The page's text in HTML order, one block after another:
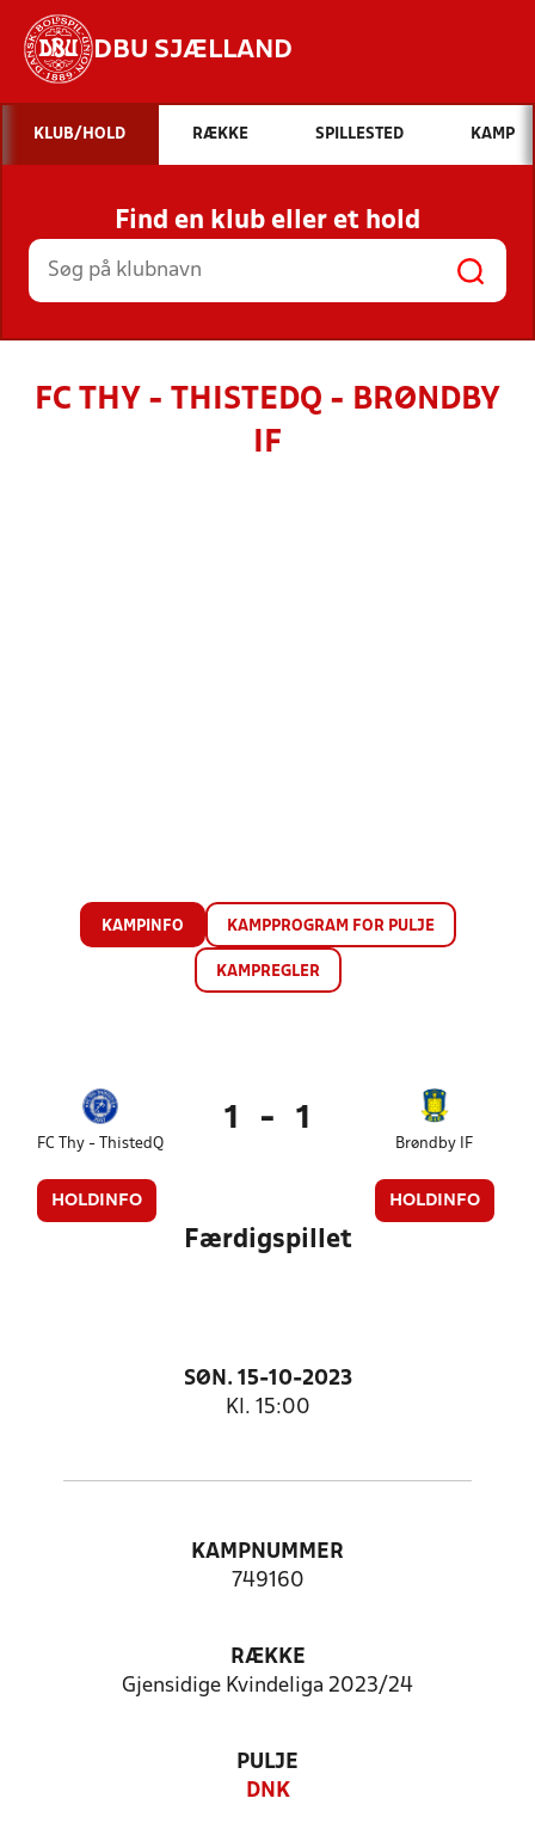
DBU SJÆLLAND
Hvad vil du søge efter?
INDHOLD OG NYHEDER
STILLINGER, RESULTATER, KLUBBER OG
HOLD
KLUB/HOLD RÆKKE SPILLESTED KAMP
Find en klub eller et hold
FC THY - THISTEDQ - BRØNDBY
IF
KAMPINFO KAMPPROGRAM FOR PULJE
KAMPREGLER
FC Thy - ThistedQ
HOLDINFO
1 - 1
Brøndby IF
HOLDINFO
Færdigspillet
SØN. 15-10-2023
Kl. 15:00
KAMPNUMMER
749160
RÆKKE
Gjensidige Kvindeliga 2023/24
PULJE
DNK